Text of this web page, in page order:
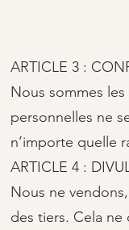
ARTICLE 3 :
Nous sommes
personnelles ne
n’importe quelle
ARTICLE 4 :
Nous ne
des tiers. Cela